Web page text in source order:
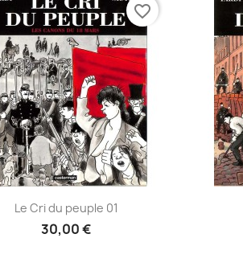
Aperçu rapide
Le Cri du peuple 01
30,00 €
favorite_border